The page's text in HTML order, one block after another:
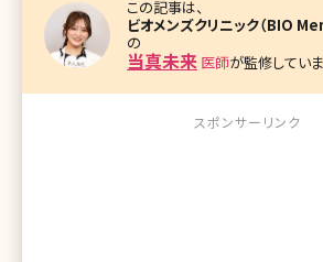
この記事は、
ビオメンズクリニック（BIO
の
当真未来 医師が監修していま
スポンサーリンク